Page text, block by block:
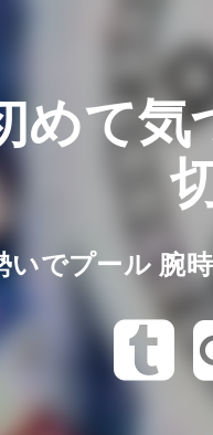
めて気
いでプール 腕